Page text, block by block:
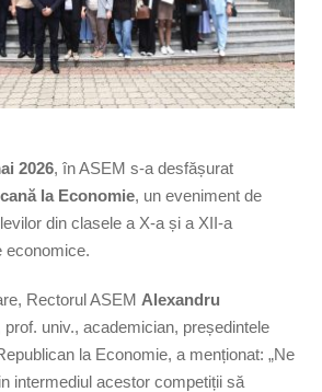
2026, în ASEM s-a desfășurat
la Economie, un eveniment de
din clasele a X-a și a XII-a
economice.
Rectorul ASEM Alexandru
prof. univ., academician, președintele
la Economie, a menționat: „Ne
intermediul acestor competiții să